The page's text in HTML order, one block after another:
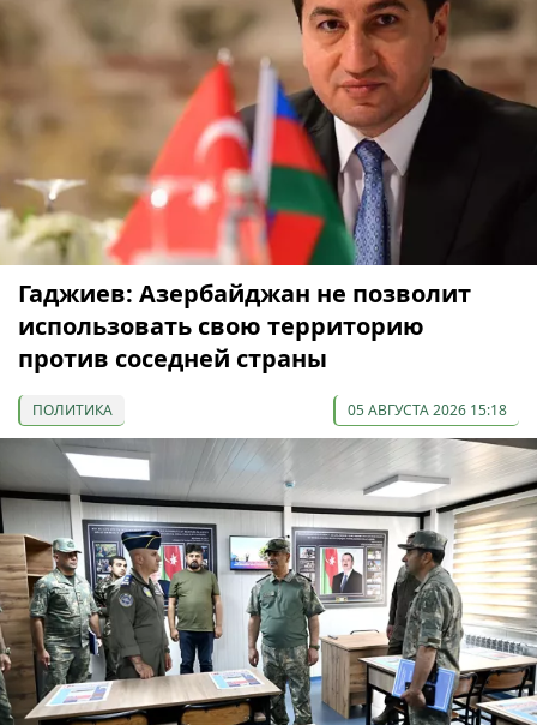
Гаджиев: Азербайджан не позволит
использовать свою территорию
против соседней страны
ПОЛИТИКА 05 АВГУСТА 2026 15:18